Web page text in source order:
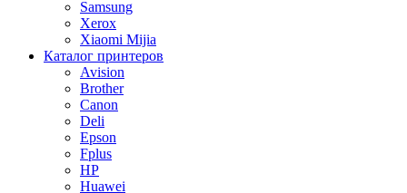
Samsung
Xerox
Xiaomi Mijia
Каталог принтеров
Avision
Brother
Canon
Deli
Epson
Fplus
HP
Huawei